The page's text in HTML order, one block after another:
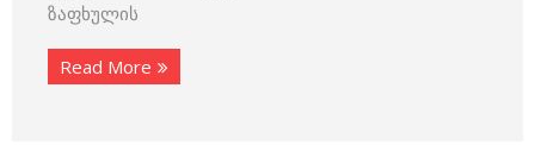
ზაფხულის
Read More